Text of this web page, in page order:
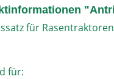
für Rasentraktoren
für: